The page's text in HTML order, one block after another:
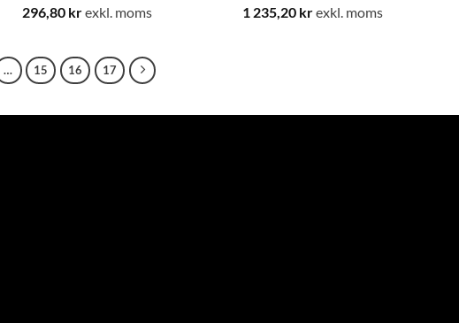
296,80 krexkl. moms 1 235,20 krexkl. moms
… 15 16 17